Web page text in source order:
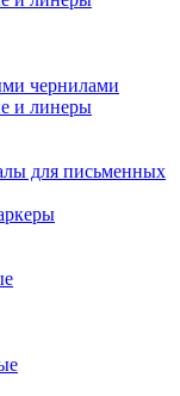
чернилами
и линеры
для письменных